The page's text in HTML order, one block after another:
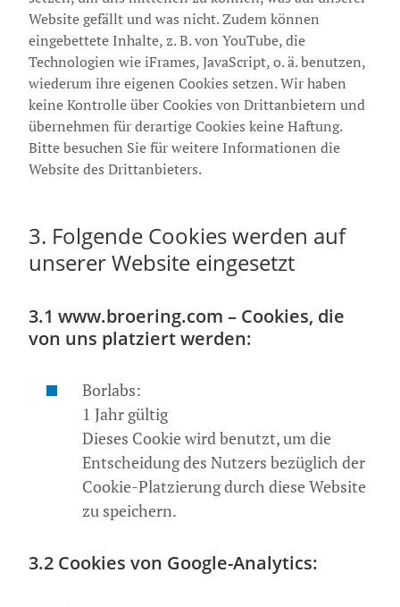
Website gefällt und was nicht. Zudem können
eingebettete Inhalte, z. B. von YouTube, die
Technologien wie iFrames, JavaScript, o. ä. benutzen,
wiederum ihre eigenen Cookies setzen. Wir haben
keine Kontrolle über Cookies von Drittanbietern und
übernehmen für derartige Cookies keine Haftung.
Bitte besuchen Sie für weitere Informationen die
Website des Drittanbieters.
3. Folgende Cookies werden auf
unserer Website eingesetzt
3.1 www.broering.com – Cookies, die
von uns platziert werden:
Borlabs:
1 Jahr gültig
Dieses Cookie wird benutzt, um die
Entscheidung des Nutzers bezüglich der
Cookie-Platzierung durch diese Website
zu speichern.
3.2 Cookies von Google-Analytics: